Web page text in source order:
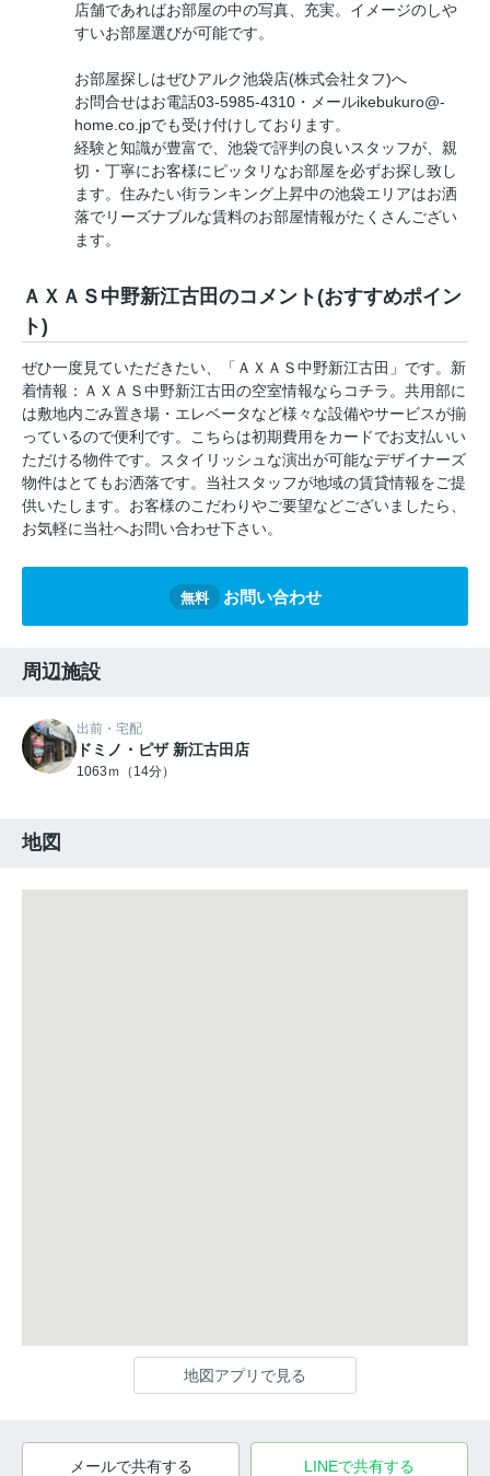
店舗であればお部屋の中の写真、充実。イメージのしや
すいお部屋選びが可能です。
お部屋探しはぜひアルク池袋店(株式会社タフ)へ
お問合せはお電話03-5985-4310・メールikebukuro@-
home.co.jpでも受け付けしております。
経験と知識が豊富で、池袋で評判の良いスタッフが、親
切・丁寧にお客様にピッタリなお部屋を必ずお探し致し
ます。住みたい街ランキング上昇中の池袋エリアはお洒
落でリーズナブルな賃料のお部屋情報がたくさんござい
ます。
ＡＸＡＳ中野新江古田のコメント(おすすめポイン
ト)
ぜひ一度見ていただきたい、「ＡＸＡＳ中野新江古田」です。新
着情報：ＡＸＡＳ中野新江古田の空室情報ならコチラ。共用部に
は敷地内ごみ置き場・エレベータなど様々な設備やサービスが揃
っているので便利です。こちらは初期費用をカードでお支払いい
ただける物件です。スタイリッシュな演出が可能なデザイナーズ
物件はとてもお洒落です。当社スタッフが地域の賃貸情報をご提
供いたします。お客様のこだわりやご要望などございましたら、
お気軽に当社へお問い合わせ下さい。
無料 お問い合わせ
周辺施設
出前・宅配
ドミノ・ピザ 新江古田店
1063ｍ（14分）
地図
地図アプリで見る
メールで共有する LINEで共有する